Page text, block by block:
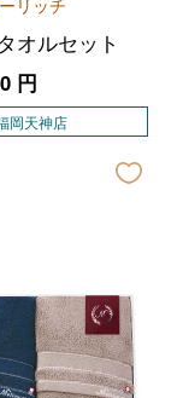
オルセット
円
岡天神店